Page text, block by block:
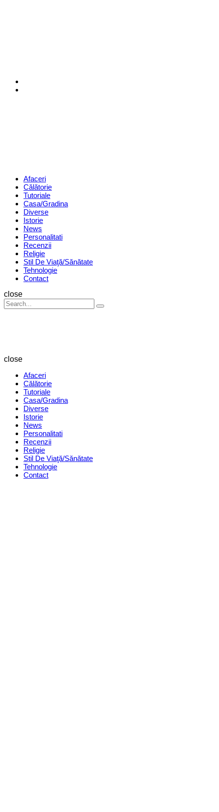
Menu Afaceri
Călătorie
Tutoriale
Casa/Gradina
Diverse
Istorie
News
Personalitati
Recenzii
Religie
Stil De Viaţă/Sănătate
Tehnologie
Contact
Search
close
Search
for:
Search
close
Afaceri
Călătorie
Tutoriale
Casa/Gradina
Diverse
Istorie
News
Personalitati
Recenzii
Religie
Stil De Viaţă/Sănătate
Tehnologie
Contact